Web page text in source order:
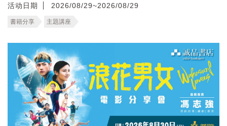
活动日期
2026/08/29~2026/08/29
書籍分享 主題講座